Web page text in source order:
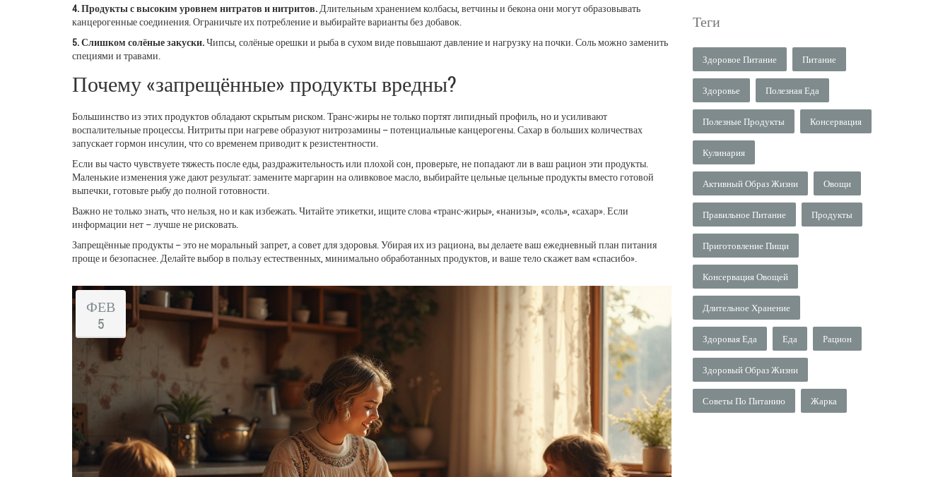
4. Продукты с высоким уровнем нитратов и нитритов. Длительным хранением колбасы, ветчины и бекона они могут образовывать
канцерогенные соединения. Ограничьте их потребление и выбирайте варианты без добавок.
5. Слишком солёные закуски.Чипсы, солёные орешки и рыба в сухом виде повышают давление и нагрузку на почки. Соль можно заменить
специями и травами.
Почему «запрещённые» продукты вредны?
Большинство из этих продуктов обладают скрытым риском. Транс‑жиры не только портят липидный профиль, но и усиливают
воспалительные процессы. Нитриты при нагреве образуют нитрозамины – потенциальные канцерогены. Сахар в больших количествах
запускает гормон инсулин, что со временем приводит к резистентности.
Если вы часто чувствуете тяжесть после еды, раздражительность или плохой сон, проверьте, не попадают ли в ваш рацион эти продукты.
Маленькие изменения уже дают результат: замените маргарин на оливковое масло, выбирайте цельные цельные продукты вместо готовой
выпечки, готовьте рыбу до полной готовности.
Важно не только знать, что нельзя, но и как избежать. Читайте этикетки, ищите слова «транс‑жиры», «нанизы», «соль», «сахар». Если
информации нет – лучше не рисковать.
Запрещённые продукты – это не моральный запрет, а совет для здоровья. Убирая их из рациона, вы делаете ваш ежедневный план питания
проще и безопаснее. Делайте выбор в пользу естественных, минимально обработанных продуктов, и ваше тело скажет вам «спасибо».
ФЕВ
5
Теги
Здоровое Питание Питание
Здоровье Полезная Еда
Полезные Продукты Консервация
Кулинария
Активный Образ Жизни Овощи
Правильное Питание Продукты
Приготовление Пищи
Консервация Овощей
Длительное Хранение
Здоровая Еда Еда Рацион
Здоровый Образ Жизни
Советы По Питанию Жарка